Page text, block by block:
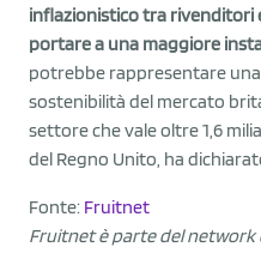
inflazionistico tra rivenditori
portare a una maggiore
potrebbe rappresentare una
sostenibilità del mercato
settore che vale oltre 1,6
del Regno Unito, ha
Fonte: Fruitnet
Fruitnet è parte del network